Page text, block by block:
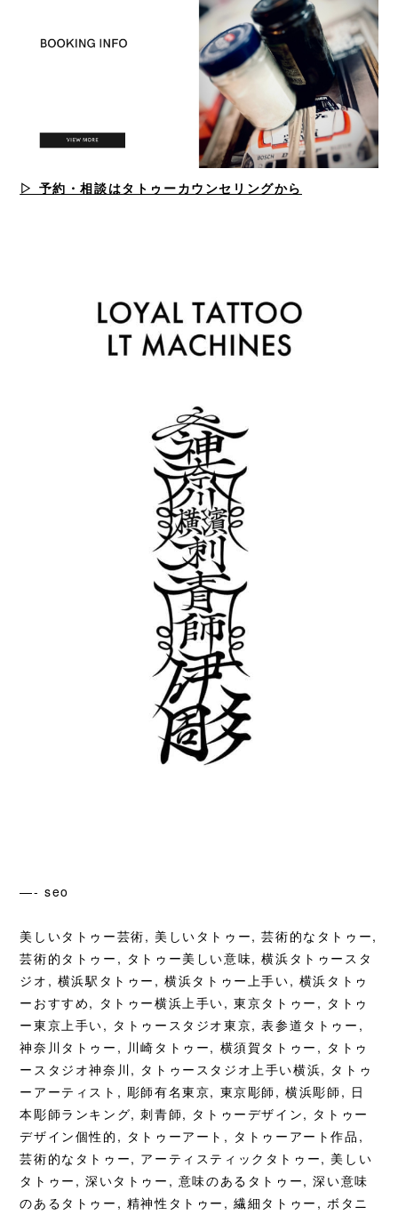
▷ 予約・相談はタトゥーカウンセリングから
—- seo
美しいタトゥー芸術, 美しいタトゥー, 芸術的なタトゥー,
芸術的タトゥー, タトゥー美しい意味,横浜タトゥースタ
ジオ, 横浜駅タトゥー, 横浜タトゥー上手い, 横浜タトゥ
ーおすすめ, タトゥー横浜上手い, 東京タトゥー, タトゥ
ー東京上手い, タトゥースタジオ東京, 表参道タトゥー,
神奈川タトゥー, 川崎タトゥー, 横須賀タトゥー, タトゥ
ースタジオ神奈川, タトゥースタジオ上手い横浜, タトゥ
ーアーティスト, 彫師有名東京, 東京彫師, 横浜彫師, 日
本彫師ランキング, 刺青師, タトゥーデザイン, タトゥー
デザイン個性的, タトゥーアート, タトゥーアート作品,
芸術的なタトゥー, アーティスティックタトゥー, 美しい
タトゥー, 深いタトゥー, 意味のあるタトゥー, 深い意味
のあるタトゥー, 精神性タトゥー, 繊細タトゥー, ボタニ